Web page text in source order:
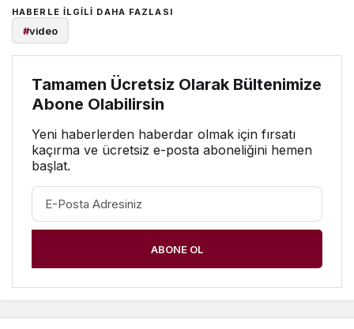
HABERLE ILGILI DAHA FAZLASI
#video
Tamamen Ücretsiz Olarak Bültenimize
Abone Olabilirsin
Yeni haberlerden haberdar olmak için fırsatı
kaçırma ve ücretsiz e-posta aboneliğini hemen
başlat.
ABONE OL